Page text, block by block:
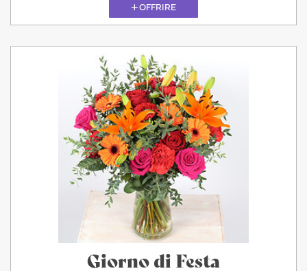
OFFRIRE
Giorno di Festa